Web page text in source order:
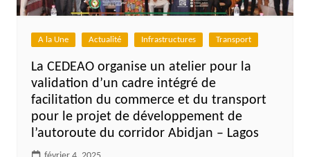
A la Une Actualité Infrastructures Transport
La CEDEAO organise un atelier pour la
validation d’un cadre intégré de
facilitation du commerce et du transport
pour le projet de développement de
l’autoroute du corridor Abidjan – Lagos